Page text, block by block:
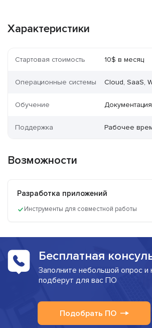
Характеристики
Стартовая стоимость 10$ в месяц
Операционные системы Cloud, SaaS,
Обучение Документация
Поддержка Рабочее
Возможности
Разработка приложений
Инструменты для совместной работы
Бесплатная
Заполните небольшой опрос и
подберут для вас ПО
Подобрать ПО